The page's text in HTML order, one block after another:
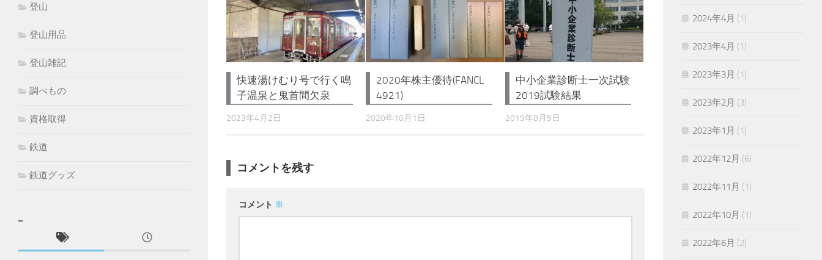
快速湯けむり号で行く鳴
子温泉と鬼首間欠泉
2023年4月2日
2020年株主優待(FANCL
4921)
2020年10月1日
中小企業診断士一次試験
2019試験結果
2019年8月5日
コメントを残す
コメント ※
登山
登山用品
登山雑記
調べもの
資格取得
鉄道
鉄道グッズ
2024年4月 (1)
2023年4月 (1)
2023年3月 (1)
2023年2月 (3)
2023年1月 (1)
2022年12月 (6)
2022年11月 (1)
2022年10月 (1)
2022年6月 (2)